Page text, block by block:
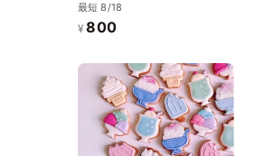
り
最短 8/18
¥ 800